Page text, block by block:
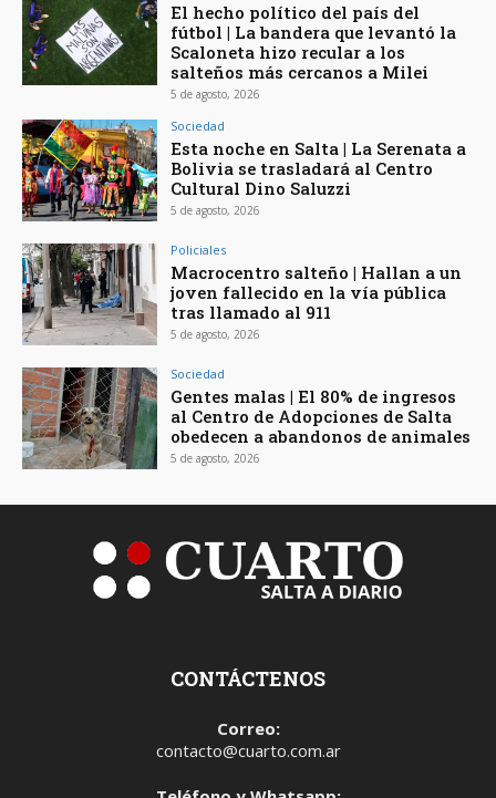
El hecho político del país del
fútbol | La bandera que levantó la
Scaloneta hizo recular a los
salteños más cercanos a Milei
5 de agosto, 2026
Sociedad
Esta noche en Salta | La Serenata a
Bolivia se trasladará al Centro
Cultural Dino Saluzzi
5 de agosto, 2026
Policiales
Macrocentro salteño | Hallan a un
joven fallecido en la vía pública
tras llamado al 911
5 de agosto, 2026
Sociedad
Gentes malas | El 80% de ingresos
al Centro de Adopciones de Salta
obedecen a abandonos de animales
5 de agosto, 2026
CONTÁCTENOS
Correo:
contacto@cuarto.com.ar